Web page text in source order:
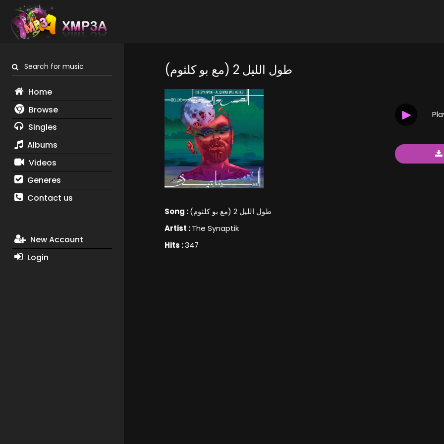
Search for music
Home
Browse
Singles
Albums
Videos
Generes
Contact us
New Account
Login
طول الليل 2 (مع بو كلثوم)
Song :
طول الليل 2 (مع بو كلثوم)
Artist :The Synaptik
Hits :347